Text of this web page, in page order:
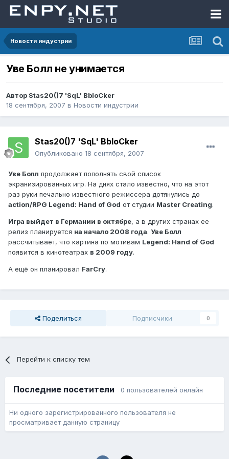
Новости индустрии
Уве Болл не унимается
Автор Stas20()7 'SqL' BbloCker
18 сентября, 2007 в Новости индустрии
Stas20()7 'SqL' BbloCker
Опубликовано 18 сентября, 2007
Уве Болл продолжает пополнять свой список
экранизированных игр. На днях стало известно, что на этот
раз руки печально известного режиссера дотянулись до
action/RPG Legend: Hand of God от студии Master Creating.
Игра выйдет в Германии в октябре, а в других странах ее
релиз планируется на начало 2008 года. Уве Болл
рассчитывает, что картина по мотивам Legend: Hand of God
появится в кинотеатрах в 2009 году.
А ещё он планировал FarCry.
Поделиться Подписчики 0
Перейти к списку тем
Последние посетители 0 пользователей онлайн
Ни одного зарегистрированного пользователя не
просматривает данную страницу